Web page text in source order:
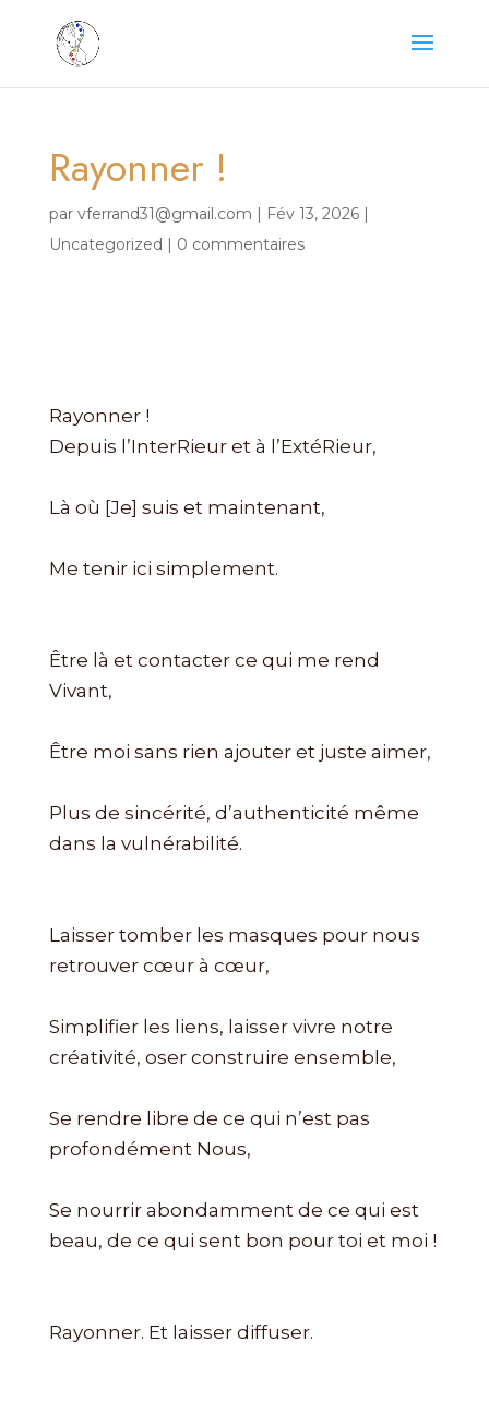
Rayonner !
par vferrand31@gmail.com | Fév 13, 2026|
Uncategorized | 0 commentaires
Rayonner !
Depuis l’InterRieur et à l’ExtéRieur,
Là où [Je] suis et maintenant,
Me tenir ici simplement.
Être là et contacter ce qui me rend
Vivant,
Être moi sans rien ajouter et juste aimer,
Plus de sincérité, d’authenticité même
dans la vulnérabilité.
Laisser tomber les masques pour nous
retrouver cœur à cœur,
Simplifier les liens, laisser vivre notre
créativité, oser construire ensemble,
Se rendre libre de ce qui n’est pas
profondément Nous,
Se nourrir abondamment de ce qui est
beau, de ce qui sent bon pour toi et moi !
Rayonner. Et laisser diffuser.